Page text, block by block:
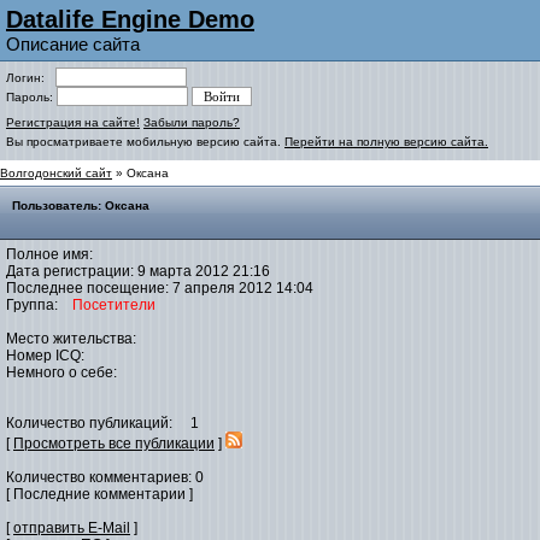
Datalife Engine Demo
Описание сайта
Логин:
Пароль:
Регистрация на сайте! Забыли пароль?
Вы просматриваете мобильную версию сайта. Перейти на полную версию сайта.
Волгодонский сайт » Оксана
Пользователь: Оксана
Полное имя:
Дата регистрации: 9 марта 2012 21:16
Последнее посещение: 7 апреля 2012 14:04
Группа:
Посетители
Место жительства:
Номер ICQ:
Немного о себе:
Количество публикаций: 1
[ Просмотреть все публикации ]
Количество комментариев: 0
[ Последние комментарии ]
[отправить E-Mail ]